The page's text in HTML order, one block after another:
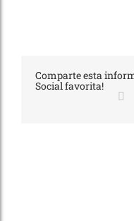
Comparte esta
Social favorita!